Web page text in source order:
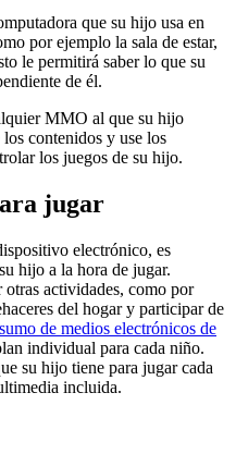
que su hijo usa en
por ejemplo la sala de estar,
le permitirá saber lo que su
de él.
MMO al que su hijo
contenidos y use los
los juegos de su hijo.
jugar
electrónico, es
hijo a la hora de jugar.
otras actividades, como por
del hogar y participar de
de medios electrónicos de
individual para cada niño.
su hijo tiene para jugar cada
incluida.